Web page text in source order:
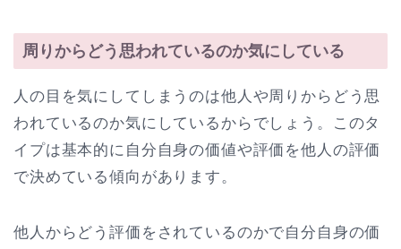
周りからどう思われているのか気にしている
人の目を気にしてしまうのは他人や周りからどう思
われているのか気にしているからでしょう。このタ
イプは基本的に自分自身の価値や評価を他人の評価
で決めている傾向があります。
他人からどう評価をされているのかで自分自身の価